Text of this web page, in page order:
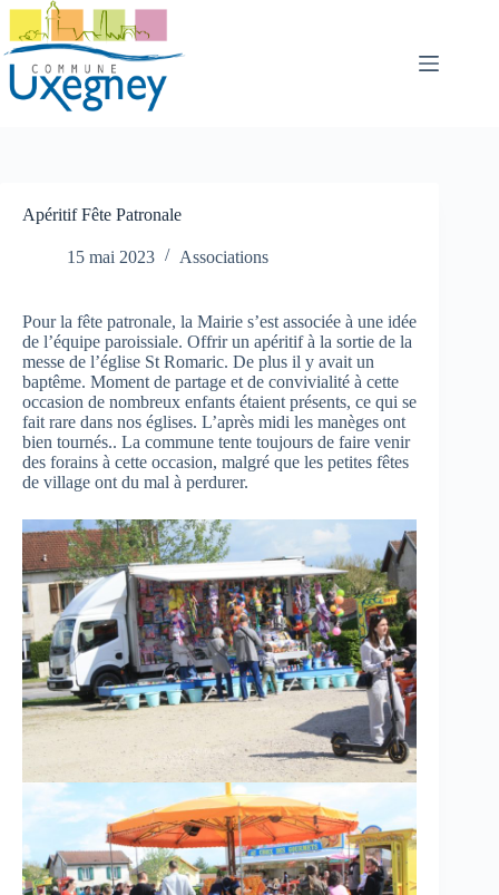
Passer
contenu
Apéritif Fête Patronale
15 mai 2023 Associations
Pour la fête patronale, la Mairie s’est associée à une idée
de l’équipe paroissiale. Offrir un apéritif à la sortie de la
messe de l’église St Romaric. De plus il y avait un
baptême. Moment de partage et de convivialité à cette
occasion de nombreux enfants étaient présents, ce qui se
fait rare dans nos églises. L’après midi les manèges ont
bien tournés.. La commune tente toujours de faire venir
des forains à cette occasion, malgré que les petites fêtes
de village ont du mal à perdurer.